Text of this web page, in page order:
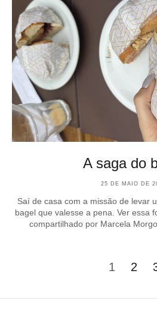
A saga do
25 DE MAIO DE
Saí de casa com a missão de levar
bagel que valesse a pena. Ver essa
compartilhado por Marcela
1 2